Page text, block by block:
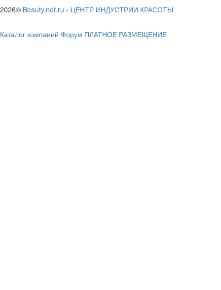
2026© Beauty.net.ru - ЦЕНТР ИНДУСТРИИ КРАСОТЫ
Каталог компаний Форум ПЛАТНОЕ РАЗМЕЩЕНИЕ